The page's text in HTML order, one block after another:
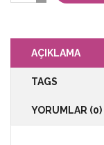
AÇIKLAMA
TAGS
YORUMLAR (0)